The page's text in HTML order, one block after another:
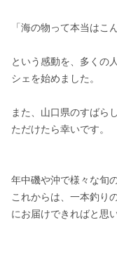
「海の物って本当はこ
という感動を、多くの
シェを始めました。
また、山口県のすばら
ただけたら幸いです。
年中磯や沖で様々な旬
これからは、一本釣り
にお届けできればと思